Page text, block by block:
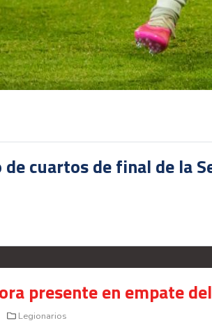
cuartos de final de la
presente en empate
Legionarios